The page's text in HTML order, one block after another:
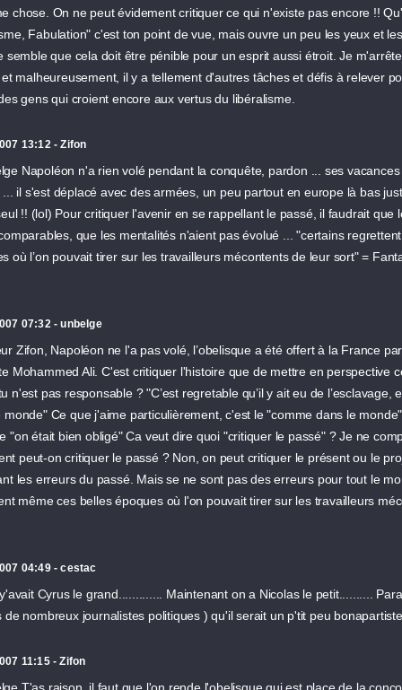
chose. On ne peut évidement critiquer ce qui n'existe pas encore !!
Fabulation" c'est ton point de vue, mais ouvre un peu les yeux et
semble que cela doit être pénible pour un esprit aussi étroit. Je
malheureusement, il y a tellement d'autres tâches et défis à relever
gens qui croient encore aux vertus du libéralisme.
13:12 - Zifon
Napoléon n'a rien volé pendant la conquête, pardon ... ses
... il s'est déplacé avec des armées, un peu partout en europe là bas
!! (lol) Pour critiquer l'avenir en se rappellant le passé, il faudrait que
que les mentalités n'aient pas évolué ... "certains
où l’on pouvait tirer sur les travailleurs mécontents de leur sort" =
07:32 - unbelge
Zifon, Napoléon ne l'a pas volé, l’obelisque a été offert à la France
Mohammed Ali. C'est critiquer l'histoire que de mettre en perspective
n'est pas responsable ? "C’est regretable qu’il y ait eu de l’esclavage,
monde" Ce que j'aime particulièrement, c'est le "comme dans le
"on était bien obligé" Ca veut dire quoi "critiquer le passé" ? Je ne
peut-on critiquer le passé ? Non, on peut critiquer le présent ou le
les erreurs du passé. Mais se ne sont pas des erreurs pour tout le
même ces belles époques où l'on pouvait tirer sur les travailleurs
04:49 - cestac
Cyrus le grand............. Maintenant on a Nicolas le petit..........
de nombreux journalistes politiques ) qu'il serait un p'tit peu
11:15 - Zifon